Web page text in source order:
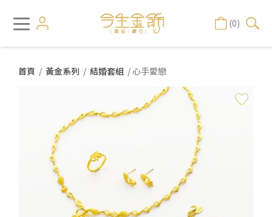
(0)
首頁 / 黃金系列 / 結婚套組 / 心手愛戀